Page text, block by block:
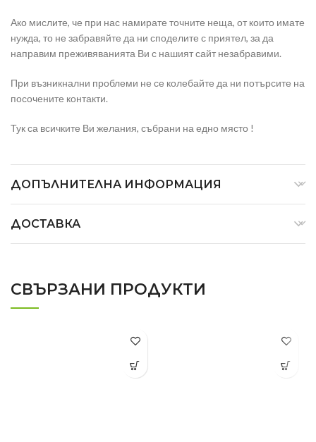
Ако мислите, че при нас намирате точните неща, от които имате
нужда, то не забравяйте да ни споделите с приятел, за да
направим преживяванията Ви с нашият сайт незабравими.
При възникнални проблеми не се колебайте да ни потърсите на
посочените контакти.
Тук са всичките Ви желания, събрани на едно място !
ДОПЪЛНИТЕЛНА ИНФОРМАЦИЯ
ДОСТАВКА
СВЪРЗАНИ ПРОДУКТИ